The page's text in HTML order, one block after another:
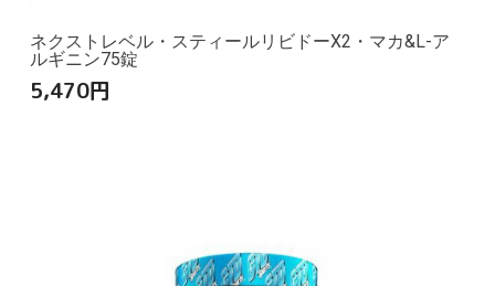
ネクストレベル・スティールリビドーX2・マカ&L-ア
ルギニン75錠
5,470円